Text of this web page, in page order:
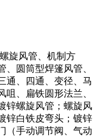
旋风管、机制方
、圆筒型焊篷风管、
通、四通、变径、马
、扁铁圆形法兰、
锌螺旋风管；螺旋风
锌白铁皮弯头；镀锌
（手动调节阀、气动